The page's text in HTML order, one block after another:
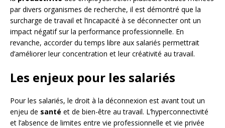
par divers organismes de recherche, il est démontré que la
surcharge de travail et l’incapacité à se déconnecter ont un
impact négatif sur la performance professionnelle. En
revanche, accorder du temps libre aux salariés permettrait
d’améliorer leur concentration et leur créativité au travail.
Les enjeux pour les salariés
Pour les salariés, le droit à la déconnexion est avant tout un
enjeu de santé et de bien-être au travail. L’hyperconnectivité
et l’absence de limites entre vie professionnelle et vie privée